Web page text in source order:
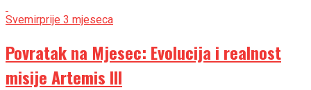
Svemirprije 3 mjeseca
Povratak na Mjesec: Evolucija i realnost
misije Artemis III